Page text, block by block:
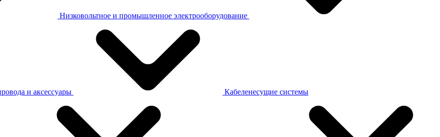
Низковольтное и промышленное электрооборудование
и аксессуары Кабеленесущие системы